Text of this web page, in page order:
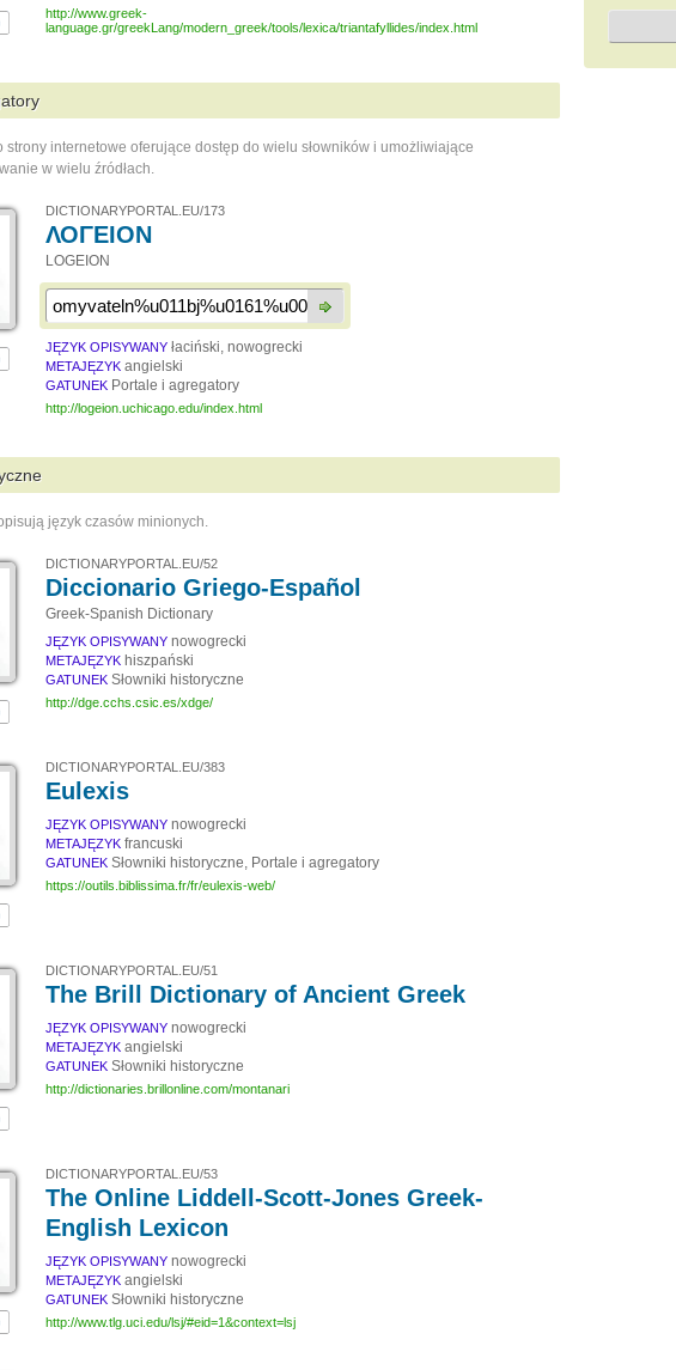
http://www.greek-
language.gr/greekLang/modern_greek/tools/lexica/triantafyllides/index.html
strony internetowe oferujące dostęp do wielu słowników i umożliwiające
w wielu źródłach.
DICTIONARYPORTAL.EU/173
ΛΟΓΕΙΟΝ
LOGEION
JĘZYK OPISYWANY łaciński, nowogrecki
METAJĘZYK angielski
GATUNEK Portale i agregatory
http://logeion.uchicago.edu/index.html
język czasów minionych.
DICTIONARYPORTAL.EU/52
Diccionario Griego-Español
Greek-Spanish Dictionary
JĘZYK OPISYWANY nowogrecki
METAJĘZYK hiszpański
GATUNEK Słowniki historyczne
http://dge.cchs.csic.es/xdge/
DICTIONARYPORTAL.EU/383
Eulexis
JĘZYK OPISYWANY nowogrecki
METAJĘZYK francuski
GATUNEK Słowniki historyczne, Portale i agregatory
https://outils.biblissima.fr/fr/eulexis-web/
DICTIONARYPORTAL.EU/51
The Brill Dictionary of Ancient Greek
JĘZYK OPISYWANY nowogrecki
METAJĘZYK angielski
GATUNEK Słowniki historyczne
http://dictionaries.brillonline.com/montanari
DICTIONARYPORTAL.EU/53
The Online Liddell-Scott-Jones Greek-
English Lexicon
JĘZYK OPISYWANY nowogrecki
METAJĘZYK angielski
GATUNEK Słowniki historyczne
http://www.tlg.uci.edu/lsj/#eid=1&context=lsj